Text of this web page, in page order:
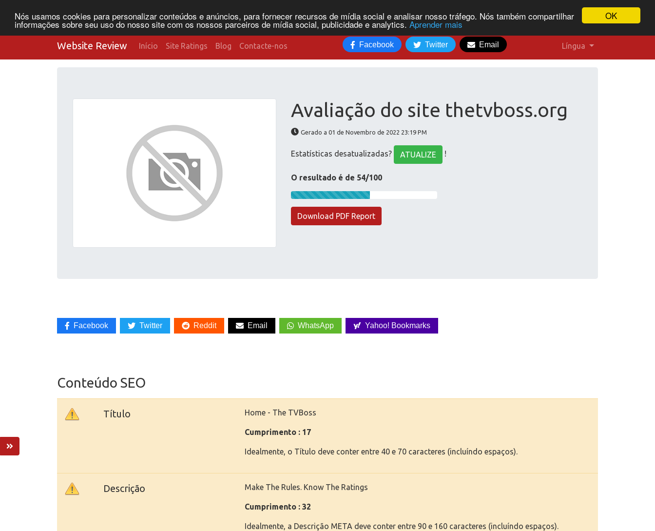
OK
Nós usamos cookies para personalizar conteúdos e anúncios, para fornecer recursos de mídia social e analisar nosso tráfego. Nós também compartilhar
informações sobre seu uso do nosso site com os nossos parceiros de mídia social, publicidade e analytics. Aprender mais
Website Review Início Site Ratings Blog Contacte-nos Facebook Twitter Email Língua
Avaliação do site thetvboss.org
Gerado a 01 de Novembro de 2022 23:19 PM
Estatísticas desatualizadas? ATUALIZE !
O resultado é de 54/100
Download PDF Report
Facebook Twitter Reddit Email WhatsApp Yahoo! Bookmarks
Conteúdo SEO
Título Home - The TVBoss
Cumprimento : 17
Idealmente, o Título deve conter entre 40 e 70 caracteres (incluíndo espaços).
Descrição Make The Rules. Know The Ratings
Cumprimento : 32
Idealmente, a Descrição META deve conter entre 90 e 160 caracteres (incluíndo espaços).